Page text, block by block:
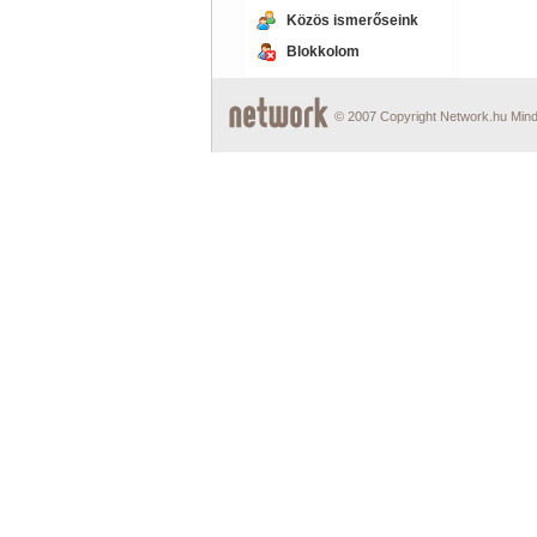
Közös ismerőseink
Blokkolom
© 2007 Copyright Network.hu